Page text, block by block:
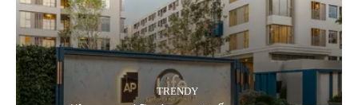
TRENDY